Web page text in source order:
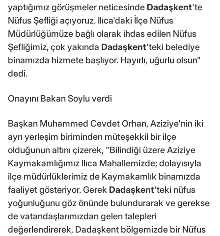
yaptığımız görüşmeler neticesinde Dadaşkent'te
Nüfus Şefliği açıyoruz. Ilıca'daki İlçe Nüfus
Müdürlüğümüze bağlı olarak ihdas edilen Nüfus
Şefliğimiz, çok yakında Dadaşkent'teki belediye
binamızda hizmete başlıyor. Hayırlı, uğurlu olsun"
dedi.
Onayını Bakan Soylu verdi
Başkan Muhammed Cevdet Orhan, Aziziye'nin iki
ayrı yerleşim biriminden müteşekkil bir ilçe
olduğunun altını çizerek, "Bilindiği üzere Aziziye
Kaymakamlığımız Ilıca Mahallemizde; dolayısıyla
ilçe müdürlüklerimiz de Kaymakamlık binamızda
faaliyet gösteriyor. Gerek Dadaşkent'teki nüfus
yoğunluğunu göz önünde bulundurarak ve gerekse
de vatandaşlarımızdan gelen talepleri
değerlendirerek, Dadaşkent bölgemizde bir Nüfus